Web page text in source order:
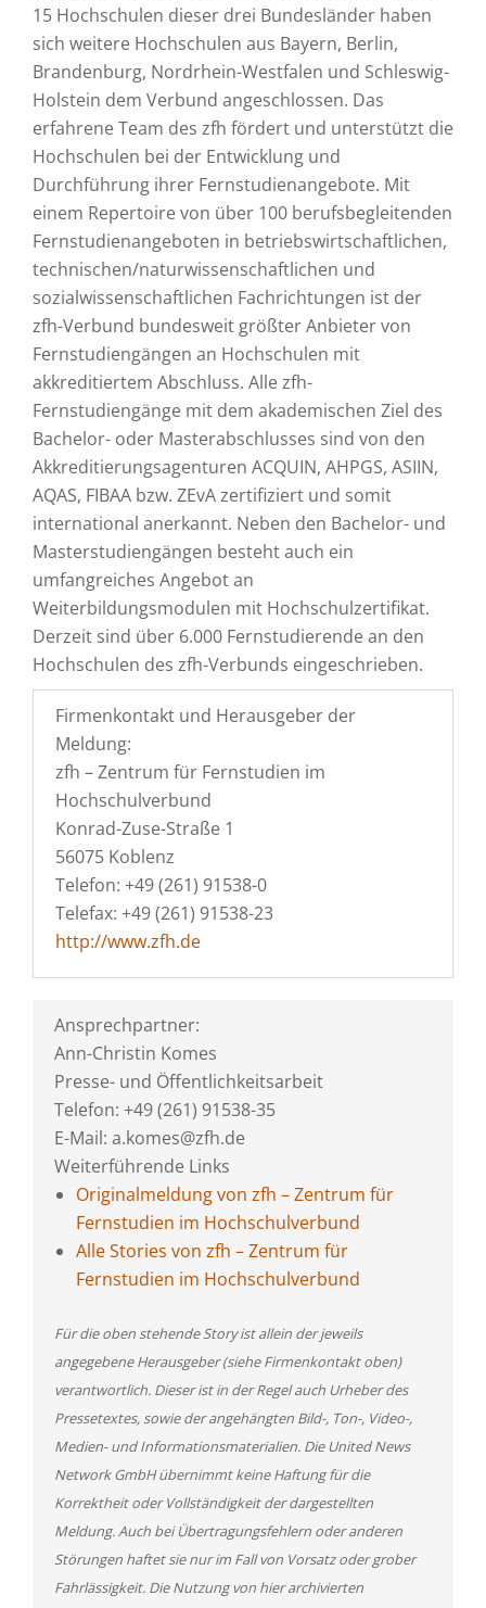
15 Hochschulen dieser drei Bundesländer haben
sich weitere Hochschulen aus Bayern, Berlin,
Brandenburg, Nordrhein-Westfalen und Schleswig-
Holstein dem Verbund angeschlossen. Das
erfahrene Team des zfh fördert und unterstützt die
Hochschulen bei der Entwicklung und
Durchführung ihrer Fernstudienangebote. Mit
einem Repertoire von über 100 berufsbegleitenden
Fernstudienangeboten in betriebswirtschaftlichen,
technischen/naturwissenschaftlichen und
sozialwissenschaftlichen Fachrichtungen ist der
zfh-Verbund bundesweit größter Anbieter von
Fernstudiengängen an Hochschulen mit
akkreditiertem Abschluss. Alle zfh-
Fernstudiengänge mit dem akademischen Ziel des
Bachelor- oder Masterabschlusses sind von den
Akkreditierungsagenturen ACQUIN, AHPGS, ASIIN,
AQAS, FIBAA bzw. ZEvA zertifiziert und somit
international anerkannt. Neben den Bachelor- und
Masterstudiengängen besteht auch ein
umfangreiches Angebot an
Weiterbildungsmodulen mit Hochschulzertifikat.
Derzeit sind über 6.000 Fernstudierende an den
Hochschulen des zfh-Verbunds eingeschrieben.
Firmenkontakt und Herausgeber der
Meldung:
zfh – Zentrum für Fernstudien im
Hochschulverbund
Konrad-Zuse-Straße 1
56075 Koblenz
Telefon: +49 (261) 91538-0
Telefax: +49 (261) 91538-23
http://www.zfh.de
Ansprechpartner:
Ann-Christin Komes
Presse- und Öffentlichkeitsarbeit
Telefon: +49 (261) 91538-35
E-Mail: a.komes@zfh.de
Weiterführende Links
Originalmeldung von zfh – Zentrum für
Fernstudien im Hochschulverbund
Alle Stories von zfh – Zentrum für
Fernstudien im Hochschulverbund
Für die oben stehende Story ist allein der jeweils
angegebene Herausgeber (siehe Firmenkontakt oben)
verantwortlich. Dieser ist in der Regel auch Urheber des
Pressetextes, sowie der angehängten Bild-, Ton-, Video-,
Medien- und Informationsmaterialien. Die United News
Network GmbH übernimmt keine Haftung für die
Korrektheit oder Vollständigkeit der dargestellten
Meldung. Auch bei Übertragungsfehlern oder anderen
Störungen haftet sie nur im Fall von Vorsatz oder grober
Fahrlässigkeit. Die Nutzung von hier archivierten